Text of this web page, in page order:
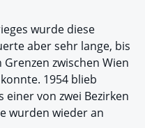
wurde diese
aber sehr lange, bis
zwischen Wien
1954 blieb
einer von zwei Bezirken
wurden wieder an